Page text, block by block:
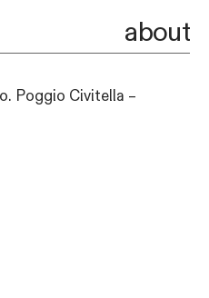
about
Poggio Civitella –